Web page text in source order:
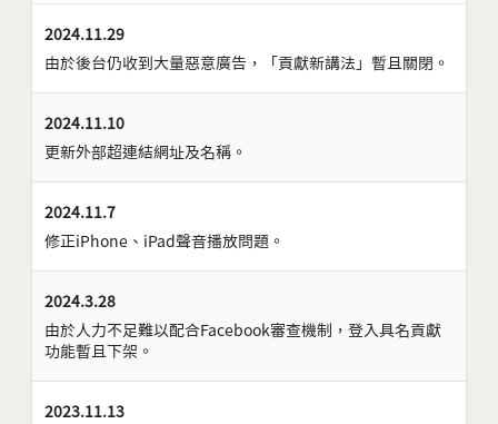
2024.11.29
由於後台仍收到大量惡意廣告，「貢獻新講法」暫且關閉。
2024.11.10
更新外部超連結網址及名稱。
2024.11.7
修正iPhone、iPad聲音播放問題。
2024.3.28
由於人力不足難以配合Facebook審查機制，登入具名貢獻
功能暫且下架。
2023.11.13